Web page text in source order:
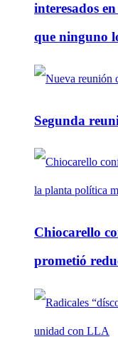
interesados
que ninguno
Segunda
Chiocarello
prometió